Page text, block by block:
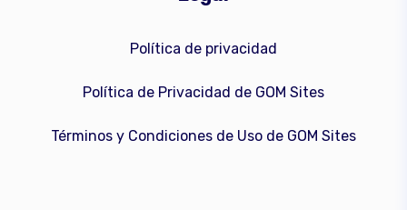
Política de privacidad
Política de Privacidad de GOM Sites
Términos y Condiciones de Uso de GOM Sites